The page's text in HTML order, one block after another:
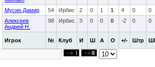
Игрок № Клуб И Ш А О +/- Штр
Мусин Дамир 54 Ирбис 2 0 1 1 4 0
0
Алексеев
Андрей Н.
98 Ирбис 3 0 0 0 -2 0 0